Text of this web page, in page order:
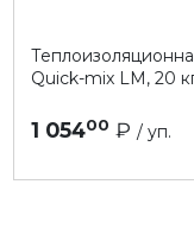
Quick-mix LM, 20
1 05400 ₽ / уп.